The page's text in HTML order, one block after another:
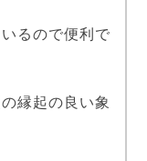
るので便利で
縁起の良い象